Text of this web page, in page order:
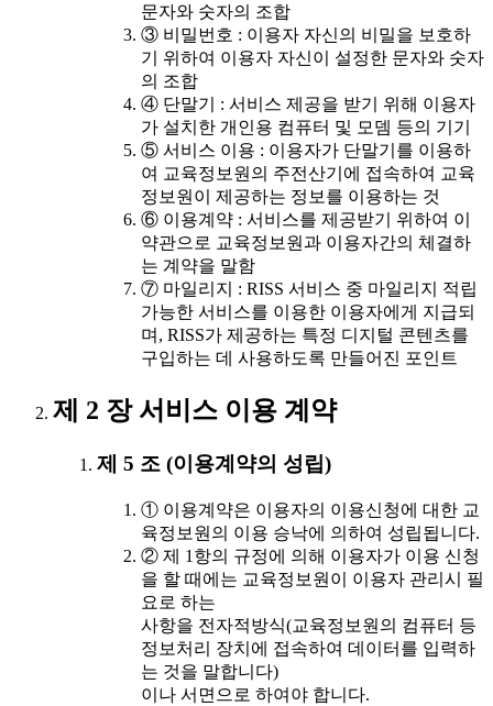
문자와 숫자의 조합
③ 비밀번호 : 이용자 자신의 비밀을 보호하
기 위하여 이용자 자신이 설정한 문자와 숫자
의 조합
④ 단말기 : 서비스 제공을 받기 위해 이용자
가 설치한 개인용 컴퓨터 및 모뎀 등의 기기
⑤ 서비스 이용 : 이용자가 단말기를 이용하
여 교육정보원의 주전산기에 접속하여 교육
정보원이 제공하는 정보를 이용하는 것
⑥ 이용계약 : 서비스를 제공받기 위하여 이
약관으로 교육정보원과 이용자간의 체결하
는 계약을 말함
⑦ 마일리지 : RISS 서비스 중 마일리지 적립
가능한 서비스를 이용한 이용자에게 지급되
며, RISS가 제공하는 특정 디지털 콘텐츠를
구입하는 데 사용하도록 만들어진 포인트
제 2 장 서비스 이용 계약
제 5 조 (이용계약의 성립)
① 이용계약은 이용자의 이용신청에 대한 교
육정보원의 이용 승낙에 의하여 성립됩니다.
② 제 1항의 규정에 의해 이용자가 이용 신청
을 할 때에는 교육정보원이 이용자 관리시 필
요로 하는
사항을 전자적방식(교육정보원의 컴퓨터 등
정보처리 장치에 접속하여 데이터를 입력하
는 것을 말합니다)
이나 서면으로 하여야 합니다.